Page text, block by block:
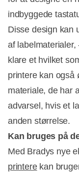
indbyggede
Disse design kan
af
klare et hvilket
printere kan også
materiale, de har
advarsel, hvis et
anden størrelse.
Kan bruges på
Med Bradys nye
printerekan